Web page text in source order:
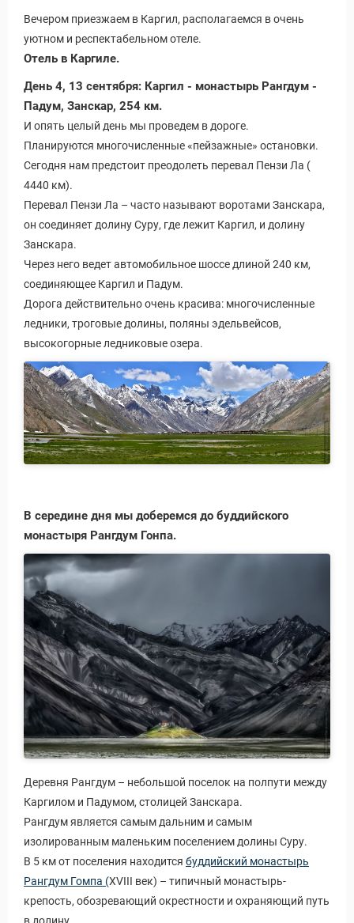
Вечером приезжаем в Каргил, располагаемся в очень
уютном и респектабельном отеле.
Отель в Каргиле.
День 4, 13 сентября: Каргил - монастырь Рангдум -
Падум, Занскар, 254 км.
И опять целый день мы проведем в дороге.
Планируются многочисленные «пейзажные» остановки.
Сегодня нам предстоит преодолеть перевал Пензи Ла (
4440 км).
Перевал Пензи Ла – часто называют воротами Занскара,
он соединяет долину Суру, где лежит Каргил, и долину
Занскара.
Через него ведет автомобильное шоссе длиной 240 км,
соединяющее Каргил и Падум.
Дорога действительно очень красива: многочисленные
ледники, троговые долины, поляны эдельвейсов,
высокогорные ледниковые озера.
В середине дня мы доберемся до буддийского
монастыря Рангдум Гонпа.
Деревня Рангдум – небольшой поселок на полпути между
Каргилом и Падумом, столицей Занскара.
Рангдум является самым дальним и самым
изолированным маленьким поселением долины Суру.
В 5 км от поселения находится буддийский монастырь
Рангдум Гомпа (XVIII век) – типичный монастырь-
крепость, обозревающий окрестности и охраняющий путь